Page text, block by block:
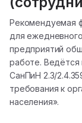
Рекомендуемая
для
предприятий
работе.
СанПиН 2.3/
требования к
населения».